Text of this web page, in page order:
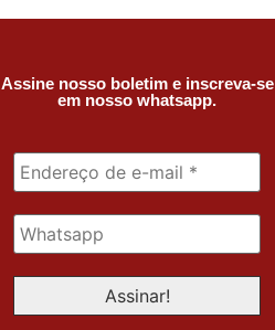
Assine nosso boletim e inscreva-se
em nosso whatsapp.